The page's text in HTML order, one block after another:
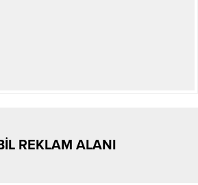
REKLAM ALANI